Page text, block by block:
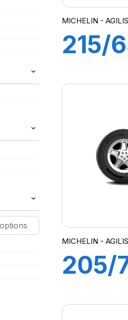
MICHELIN -
215/
MICHELIN -
205/